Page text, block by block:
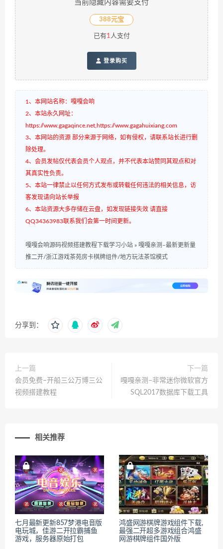
当前隐藏内容需要支付
388元宝
已有1人支付
登录购买
1、本网站名称：嘎嘎会响
2、本站永久网址：
https://www.gagaqince.net,https://www.gagahuixiang.com
3、本网站的资源 部分来源于网络，如有侵权，请联系站长进行删
除处理。
4、会员发帖仅代表会员个人观点，并不代表本站赞同其观点和对
其真实性负责。
5、本站一律禁止以任何方式发布或转载任何违法的相关信息，访
客发现请向站长举报
6、本站资源大多存储在云盘，如发现链接失效 请直接
QQ34363983联系我们会第一时间更新。
嘎嘎会响源码视频搭建教程下载学习小站 » 嘎嘎亲测–最新更新量
推二开/浙江游戏茶苑房卡棋牌组件/地方玩法茶馆模式
分享到：
上一篇
会员免费–开船三公万博三公
视频搭建教程
下一篇
嘎嘎亲测–非常迷你微软官方
SQL2017数据库下载工具
相关推荐
七月最新更新857梦港电音版
电玩城，佳游二开拉霸捕鱼
游戏，服务器原始打包
鸿盛网游棋牌游戏组件下载,
最强二开超多游戏组合鸿盛
网游棋牌组件国外版